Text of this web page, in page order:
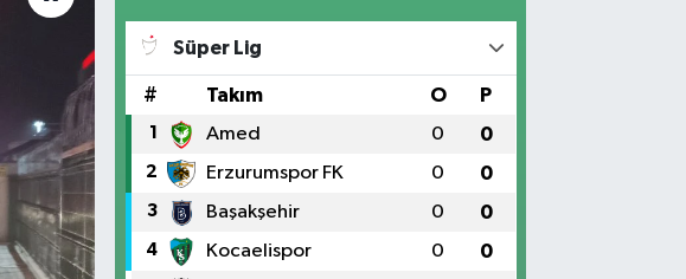
Süper Lig
# Takım O P
1 Amed 0 0
2 Erzurumspor FK 0 0
3 Başakşehir 0 0
4 Kocaelispor 0 0